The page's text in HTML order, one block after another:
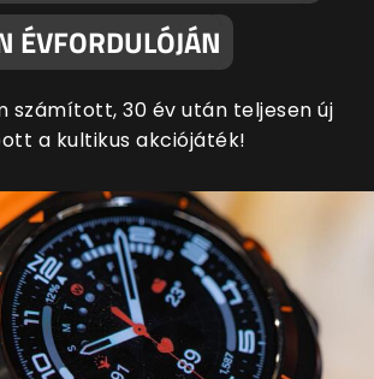
ÉVFORDULÓJÁN
számított, 30 év után teljesen új
a kultikus akciójáték!